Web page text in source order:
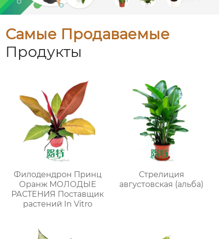
Самые Продаваемые
Продукты
Филодендрон Принц
Оранж МОЛОДЫЕ
РАСТЕНИЯ Поставщик
растений In Vitro
Стрелиция
августовская (альба)